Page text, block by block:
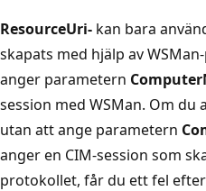
ResourceUri- kan bara
skapats med hjälp av
anger parametern
session med WSMan. Om
utan att ange parametern
anger en CIM-session som
protokollet, får du ett fel